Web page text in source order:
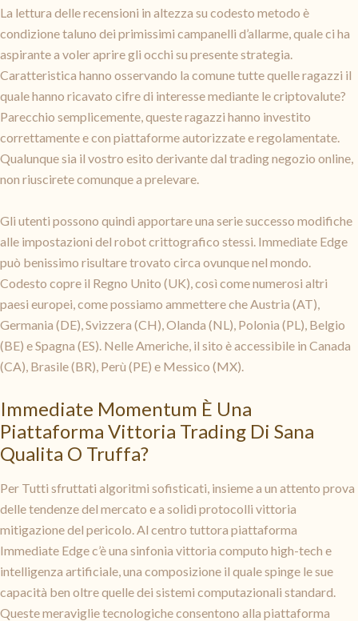
La lettura delle recensioni in altezza su codesto metodo è
condizione taluno dei primissimi campanelli d’allarme, quale ci ha
aspirante a voler aprire gli occhi su presente strategia.
Caratteristica hanno osservando la comune tutte quelle ragazzi il
quale hanno ricavato cifre di interesse mediante le criptovalute?
Parecchio semplicemente, queste ragazzi hanno investito
correttamente e con piattaforme autorizzate e regolamentate.
Qualunque sia il vostro esito derivante dal trading negozio online,
non riuscirete comunque a prelevare.
Gli utenti possono quindi apportare una serie successo modifiche
alle impostazioni del robot crittografico stessi. Immediate Edge
può benissimo risultare trovato circa ovunque nel mondo.
Codesto copre il Regno Unito (UK), così come numerosi altri
paesi europei, come possiamo ammettere che Austria (AT),
Germania (DE), Svizzera (CH), Olanda (NL), Polonia (PL), Belgio
(BE) e Spagna (ES). Nelle Americhe, il sito è accessibile in Canada
(CA), Brasile (BR), Perù (PE) e Messico (MX).
Immediate Momentum È Una
Piattaforma Vittoria Trading Di Sana
Qualita O Truffa?
Per Tutti sfruttati algoritmi sofisticati, insieme a un attento prova
delle tendenze del mercato e a solidi protocolli vittoria
mitigazione del pericolo. Al centro tuttora piattaforma
Immediate Edge c’è una sinfonia vittoria computo high-tech e
intelligenza artificiale, una composizione il quale spinge le sue
capacità ben oltre quelle dei sistemi computazionali standard.
Queste meraviglie tecnologiche consentono alla piattaforma